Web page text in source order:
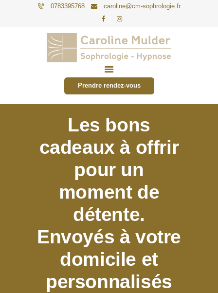
0783395768 caroline@cm-sophrologie.fr
Prendre rendez-vous
Les bons
cadeaux à offrir
pour un
moment de
détente.
Envoyés à votre
domicile et
personnalisés
PARTICULIERS
ENTREPRISES
TARIFS
ACTUALITÉS
CONTACT